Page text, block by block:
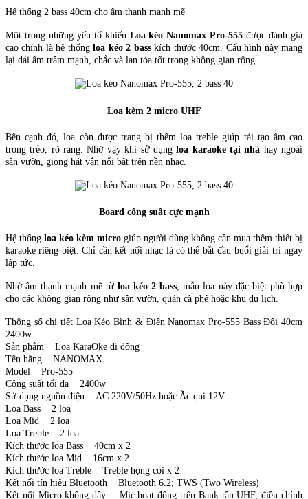
Hệ thống 2 bass 40cm cho âm thanh mạnh mẽ
Một trong những yếu tố khiến Loa kéo Nanomax Pro-555 được đánh giá
cao chính là hệ thốngloa kéo 2 basskích thước 40cm. Cấu hình này mang
lại dải âm trầm mạnh, chắc và lan tỏa tốt trong không gian rộng.
Loa kèm 2 micro UHF
Bên cạnh đó, loa còn được trang bị thêm loa treble giúp tái tạo âm cao
trong trẻo, rõ ràng. Nhờ vậy khi sử dụngloa karaoke tại nhà hay ngoài
sân vườn, giọng hát vẫn nổi bật trên nền nhạc.
Board công suất cực mạnh
Hệ thống loa kéo kèm micro giúp người dùng không cần mua thêm thiết bị
karaoke riêng biệt. Chỉ cần kết nối nhạc là có thể bắt đầu buổi giải trí ngay
lập tức.
Nhờ âm thanh mạnh mẽ từ loa kéo 2 bass, mẫu loa này đặc biệt phù hợp
cho các không gian rộng như sân vườn, quán cà phê hoặc khu du lịch.
Thông số chi tiết Loa Kéo Bình & Điện Nanomax Pro-555 Bass Đôi 40cm
2400w
Sản phẩm Loa KaraOke di động
Tên hãng NANOMAX
Model Pro-555
Công suất tối đa 2400w
Sử dụng nguồn điện AC 220V/50Hz hoặc Ăc qui 12V
Loa Bass 2 loa
Loa Mid 2 loa
Loa Treble 2 loa
Kích thước loa Bass 40cm x 2
Kích thước loa Mid 16cm x 2
Kích thước loa Treble Treble họng còi x 2
Kết nối tín hiệu Bluetooth Bluetooth 6.2; TWS (Two Wireless)
Kết nối Micro không dây Mic hoạt động trên Bank tần UHF, điều chỉnh